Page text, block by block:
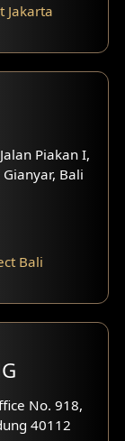
Jakarta
Piakan I,
Bali
Bali
No. 918,
40112